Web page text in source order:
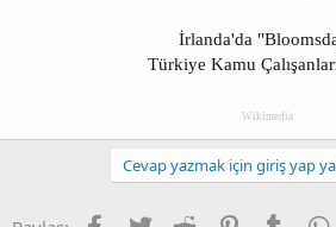
İrlanda'da
Türkiye Kamu
Wikimedia
Cevap yazmak için giriş yap